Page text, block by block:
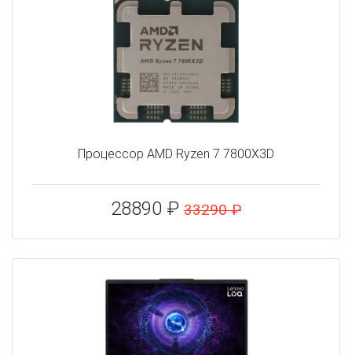
Процессор AMD Ryzen 7 7800X3D
28890 ₽ 33290 ₽